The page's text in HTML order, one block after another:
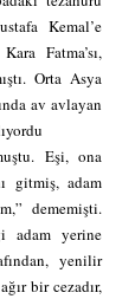
Kemal’e
Fatma’sı,
Orta Asya
av avlayan
Eşi, ona
gitmiş, adam
dememişti.
adam yerine
yenilir
bir cezadır,